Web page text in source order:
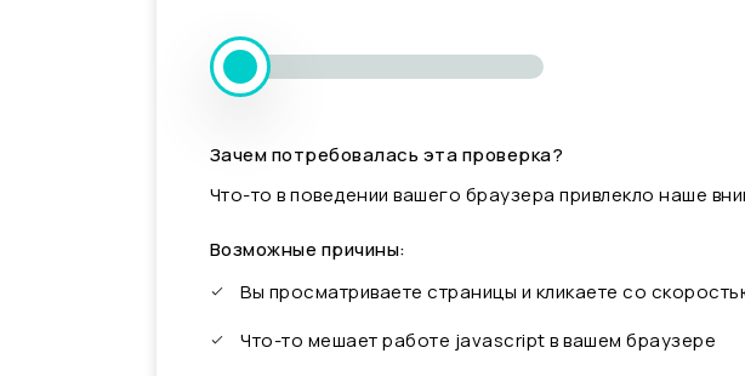
Зачем потребовалась эта проверка?
Что-то в поведении вашего браузера привлекло наше
Возможные причины:
Вы просматриваете страницы и кликаете со
Что-то мешает работе javascript в вашем браузере